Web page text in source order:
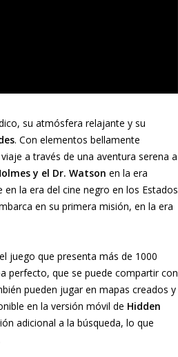
su atmósfera relajante y su
. Con elementos bellamente
a través de una aventura serena a
y el Dr. Watson en la era
la era del cine negro en los Estados
en su primera misión, en la era
juego que presenta más de 1000
perfecto, que se puede compartir con
pueden jugar en mapas creados y
en la versión móvil de Hidden
adicional a la búsqueda, lo que